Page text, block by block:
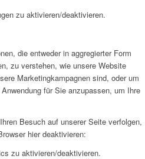
zu aktivieren/deaktivieren.
die entweder in aggregierter Form
zu verstehen, wie unsere Website
Marketingkampagnen sind, oder um
für Sie anzupassen, um Ihre
Besuch auf unserer Seite verfolgen,
hier deaktivieren:
zu aktivieren/deaktivieren.